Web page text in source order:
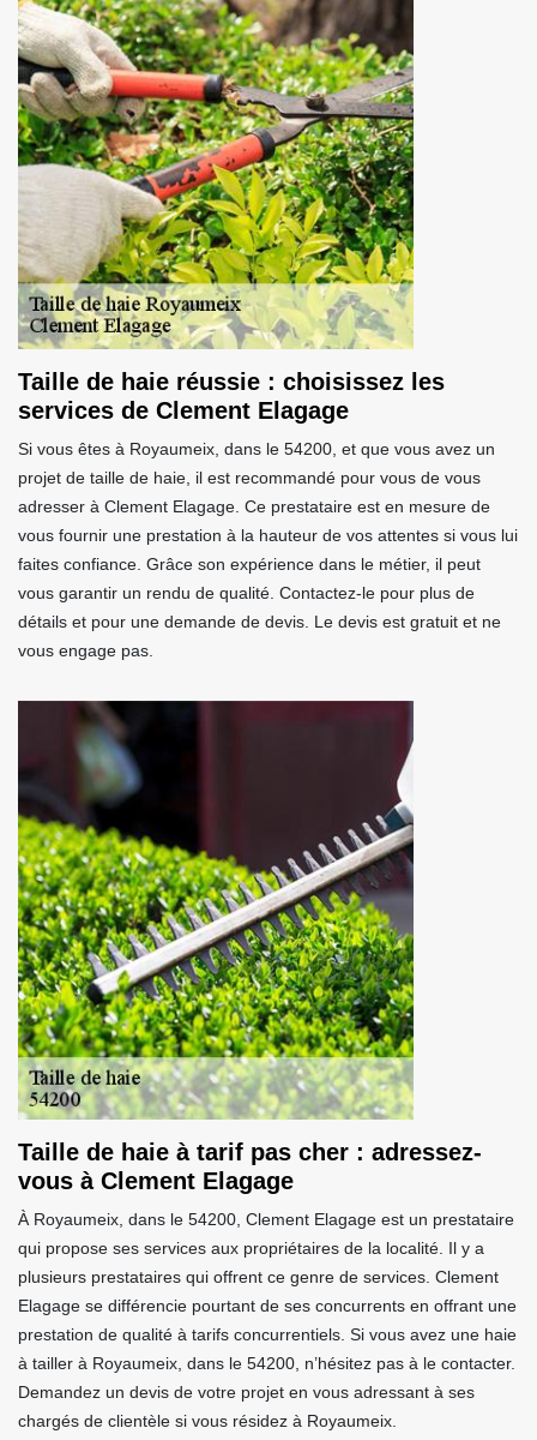
Taille de haie réussie : choisissez les
services de Clement Elagage
Si vous êtes à Royaumeix, dans le 54200, et que vous avez un
projet de taille de haie, il est recommandé pour vous de vous
adresser à Clement Elagage. Ce prestataire est en mesure de
vous fournir une prestation à la hauteur de vos attentes si vous lui
faites confiance. Grâce son expérience dans le métier, il peut
vous garantir un rendu de qualité. Contactez-le pour plus de
détails et pour une demande de devis. Le devis est gratuit et ne
vous engage pas.
Taille de haie à tarif pas cher : adressez-
vous à Clement Elagage
À Royaumeix, dans le 54200, Clement Elagage est un prestataire
qui propose ses services aux propriétaires de la localité. Il y a
plusieurs prestataires qui offrent ce genre de services. Clement
Elagage se différencie pourtant de ses concurrents en offrant une
prestation de qualité à tarifs concurrentiels. Si vous avez une haie
à tailler à Royaumeix, dans le 54200, n’hésitez pas à le contacter.
Demandez un devis de votre projet en vous adressant à ses
chargés de clientèle si vous résidez à Royaumeix.